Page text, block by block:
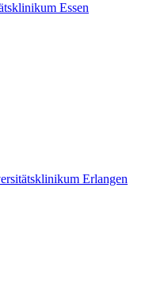
Essen
Erlangen